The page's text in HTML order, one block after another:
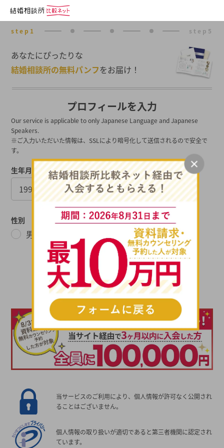
あなたにぴったりな
結婚相談所の無料パンフをお届け！
プロフィールを入力
Our service is applicable to only Japanese Language and Japanese
Speakers.
※ご入力いただいた情報は、SSLにより暗号化して送信されるので安全で
す。
生年月日
性別
男性
次へ進む
当サービスのご利用により、個人情報が許可なく公開され
ることはございません。
個人情報の取り扱いが適切であると第三者機関に認定され
ています。